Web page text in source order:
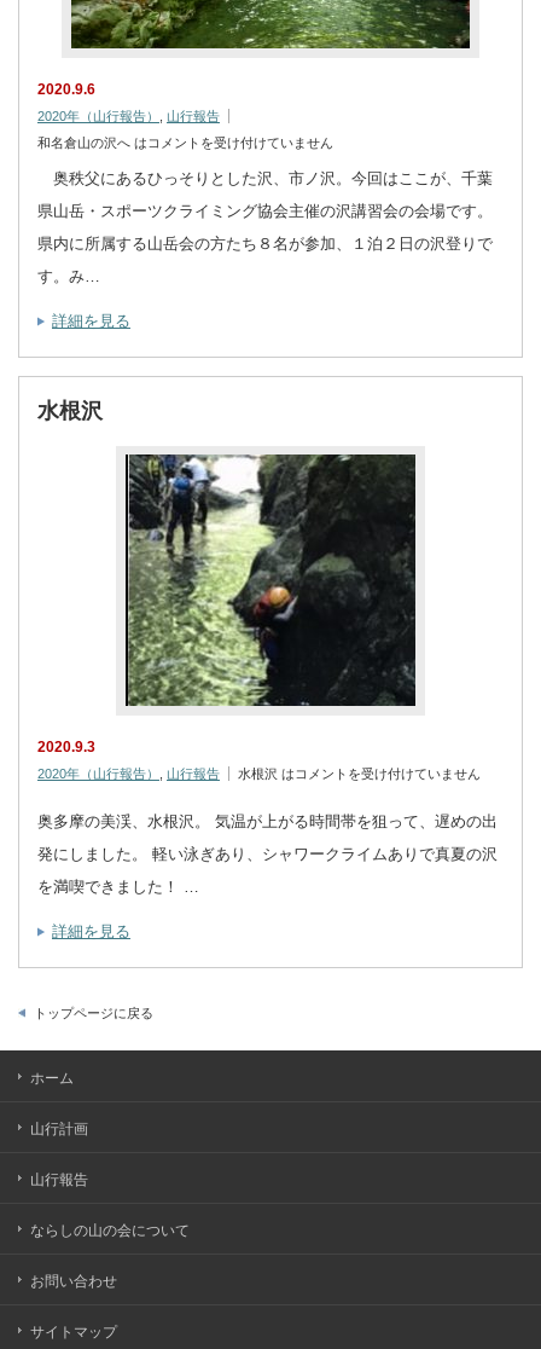
2020.9.6
2020年（山行報告）
山行報告
和名倉山の沢へ は コメントを受け付けていません
奥秩父にあるひっそりとした沢、市ノ沢。今回はここが、千葉
県山岳・スポーツクライミング協会主催の沢講習会の会場です。
県内に所属する山岳会の方たち８名が参加、１泊２日の沢登りで
す。み…
詳細を見る
水根沢
2020.9.3
2020年（山行報告） 山行報告 水根沢 は コメントを受け付けていません
奥多摩の美渓、水根沢。 気温が上がる時間帯を狙って、遅めの出
発にしました。 軽い泳ぎあり、シャワークライムありで真夏の沢
を満喫できました！ …
詳細を見る
トップページに戻る
ホーム
山行計画
山行報告
ならしの山の会について
お問い合わせ
サイトマップ